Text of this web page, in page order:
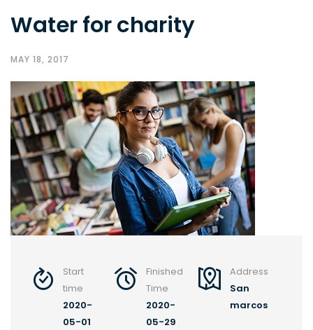
Water for charity
MAY 18, 2017
Start
time
2020-
05-01
Finished
Time
2020-
05-29
Address
San
marcos